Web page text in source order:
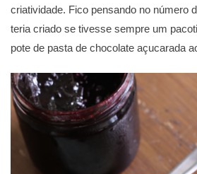
criatividade. Fico pensando no número
teria criado se tivesse sempre um
pote de pasta de chocolate açucarada